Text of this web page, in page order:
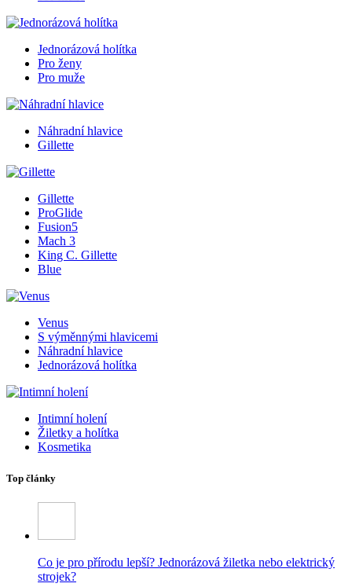
Jednorázová holítka
Pro ženy
Pro muže
Náhradní hlavice
Gillette
Gillette
ProGlide
Fusion5
Mach 3
King C. Gillette
Blue
Venus
S výměnnými hlavicemi
Náhradní hlavice
Jednorázová holítka
Intimní holení
Žiletky a holítka
Kosmetika
Top články
Co je pro přírodu lepší? Jednorázová žiletka nebo elektrický
strojek?